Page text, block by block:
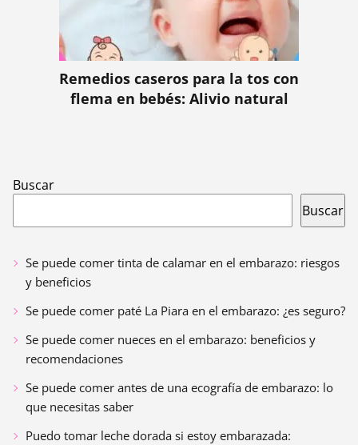
Remedios caseros para la tos con
flema en bebés: Alivio natural
Buscar
Buscar
Se puede comer tinta de calamar en el embarazo: riesgos
y beneficios
Se puede comer paté La Piara en el embarazo: ¿es seguro?
Se puede comer nueces en el embarazo: beneficios y
recomendaciones
Se puede comer antes de una ecografía de embarazo: lo
que necesitas saber
Puedo tomar leche dorada si estoy embarazada: